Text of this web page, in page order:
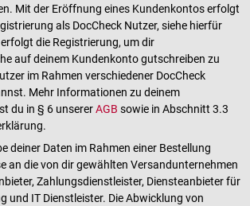
Mit der Eröffnung eines Kundenkontos erfolgt
als DocCheck Nutzer, siehe hierfür
die Registrierung, um dir
auf deinem Kundenkonto gutschreiben zu
im Rahmen verschiedener DocCheck
Mehr Informationen zu deinem
du in § 6 unsererAGB sowie in Abschnitt 3.3
deiner Daten im Rahmen einer Bestellung
an die von dir gewählten Versandunternehmen
Zahlungsdienstleister, Diensteanbieter für
und IT Dienstleister. Die Abwicklung von